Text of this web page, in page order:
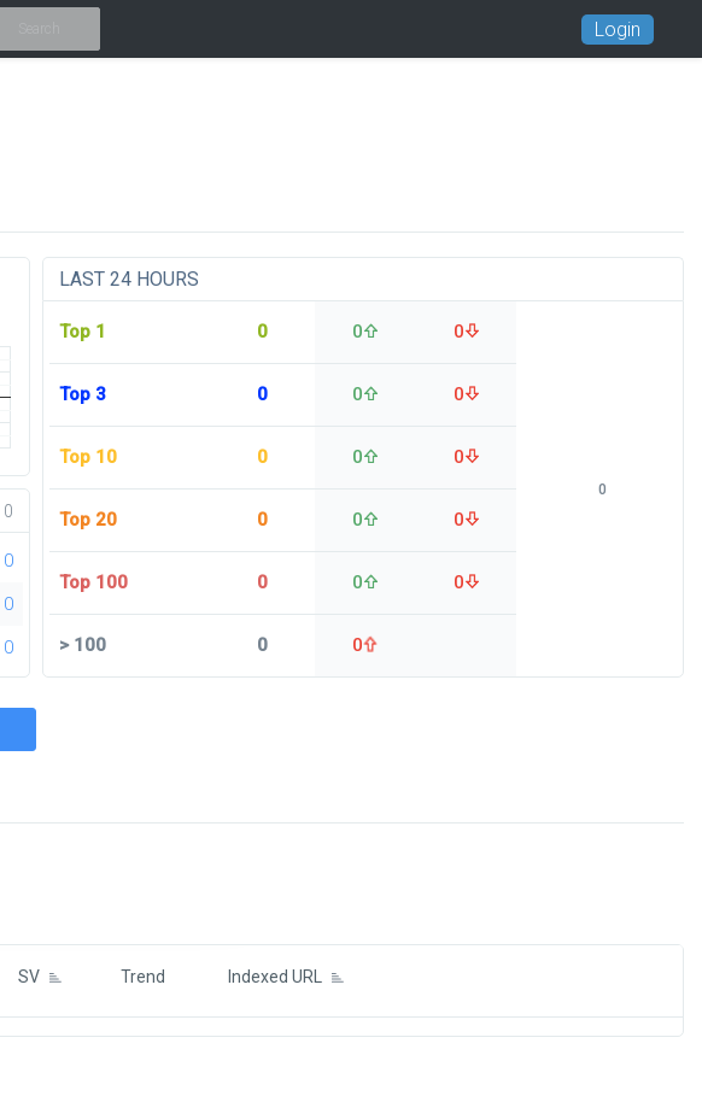
Login
0
0
0
0
LAST 24 HOURS
Top 1 0 0 0
Top 3 0 0 0
Top 10 0 0 0
Top 20 0 0 0
Top 100 0 0 0
>100 0 0
0
SV Trend Indexed URL